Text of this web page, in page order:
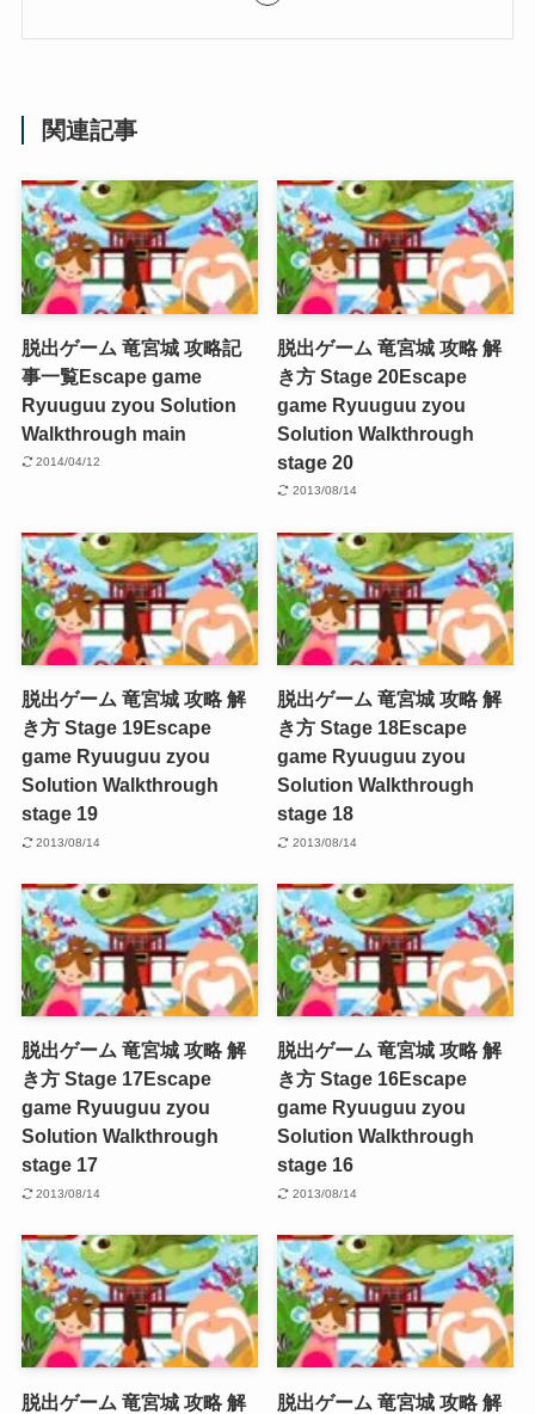
関連記事
脱出ゲーム 竜宮城 攻略記
事一覧Escape game
Ryuuguu zyou Solution
Walkthrough main
2014/04/12
脱出ゲーム 竜宮城 攻略 解
き方 Stage 20Escape
game Ryuuguu zyou
Solution Walkthrough
stage 20
2013/08/14
脱出ゲーム 竜宮城 攻略 解
き方 Stage 19Escape
game Ryuuguu zyou
Solution Walkthrough
stage 19
2013/08/14
脱出ゲーム 竜宮城 攻略 解
き方 Stage 18Escape
game Ryuuguu zyou
Solution Walkthrough
stage 18
2013/08/14
脱出ゲーム 竜宮城 攻略 解
き方 Stage 17Escape
game Ryuuguu zyou
Solution Walkthrough
stage 17
2013/08/14
脱出ゲーム 竜宮城 攻略 解
き方 Stage 16Escape
game Ryuuguu zyou
Solution Walkthrough
stage 16
2013/08/14
脱出ゲーム 竜宮城 攻略 解
脱出ゲーム 竜宮城 攻略 解